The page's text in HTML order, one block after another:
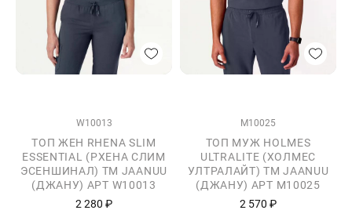
W10013
ТОП ЖЕН RHENA SLIM
ESSENTIAL (РХЕНА СЛИМ
ЭСЕНШИНАЛ) ТМ JAANUU
(ДЖАНУ) АРТ W10013
2 280 ₽
M10025
ТОП МУЖ HOLMES
ULTRALITE (ХОЛМЕС
УЛТРАЛАЙТ) ТМ JAANUU
(ДЖАНУ) АРТ M10025
2 570 ₽